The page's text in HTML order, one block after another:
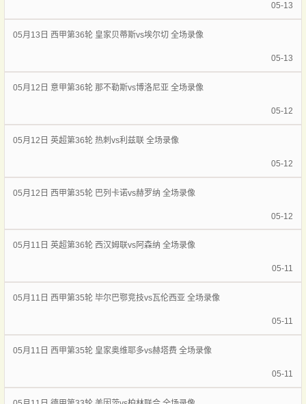
05-13
05月13日 西甲第36轮 皇家贝蒂斯vs埃尔切 全场录像
05-13
05月12日 意甲第36轮 那不勒斯vs博洛尼亚 全场录像
05-12
05月12日 英超第36轮 热刺vs利兹联 全场录像
05-12
05月12日 西甲第35轮 巴列卡诺vs赫罗纳 全场录像
05-12
05月11日 英超第36轮 西汉姆联vs阿森纳 全场录像
05-11
05月11日 西甲第35轮 毕尔巴鄂竞技vs瓦伦西亚 全场录像
05-11
05月11日 西甲第35轮 皇家奥维耶多vs赫塔费 全场录像
05-11